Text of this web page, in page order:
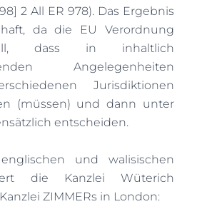
2 All ER 978). Das Ergebnis
da die EU Verordnung
dass in inhaltlich
Angelegenheiten
Jurisdiktionen
(müssen) und dann unter
entscheiden.
und walisischen
die Kanzlei Wüterich
ZIMMERs in London: